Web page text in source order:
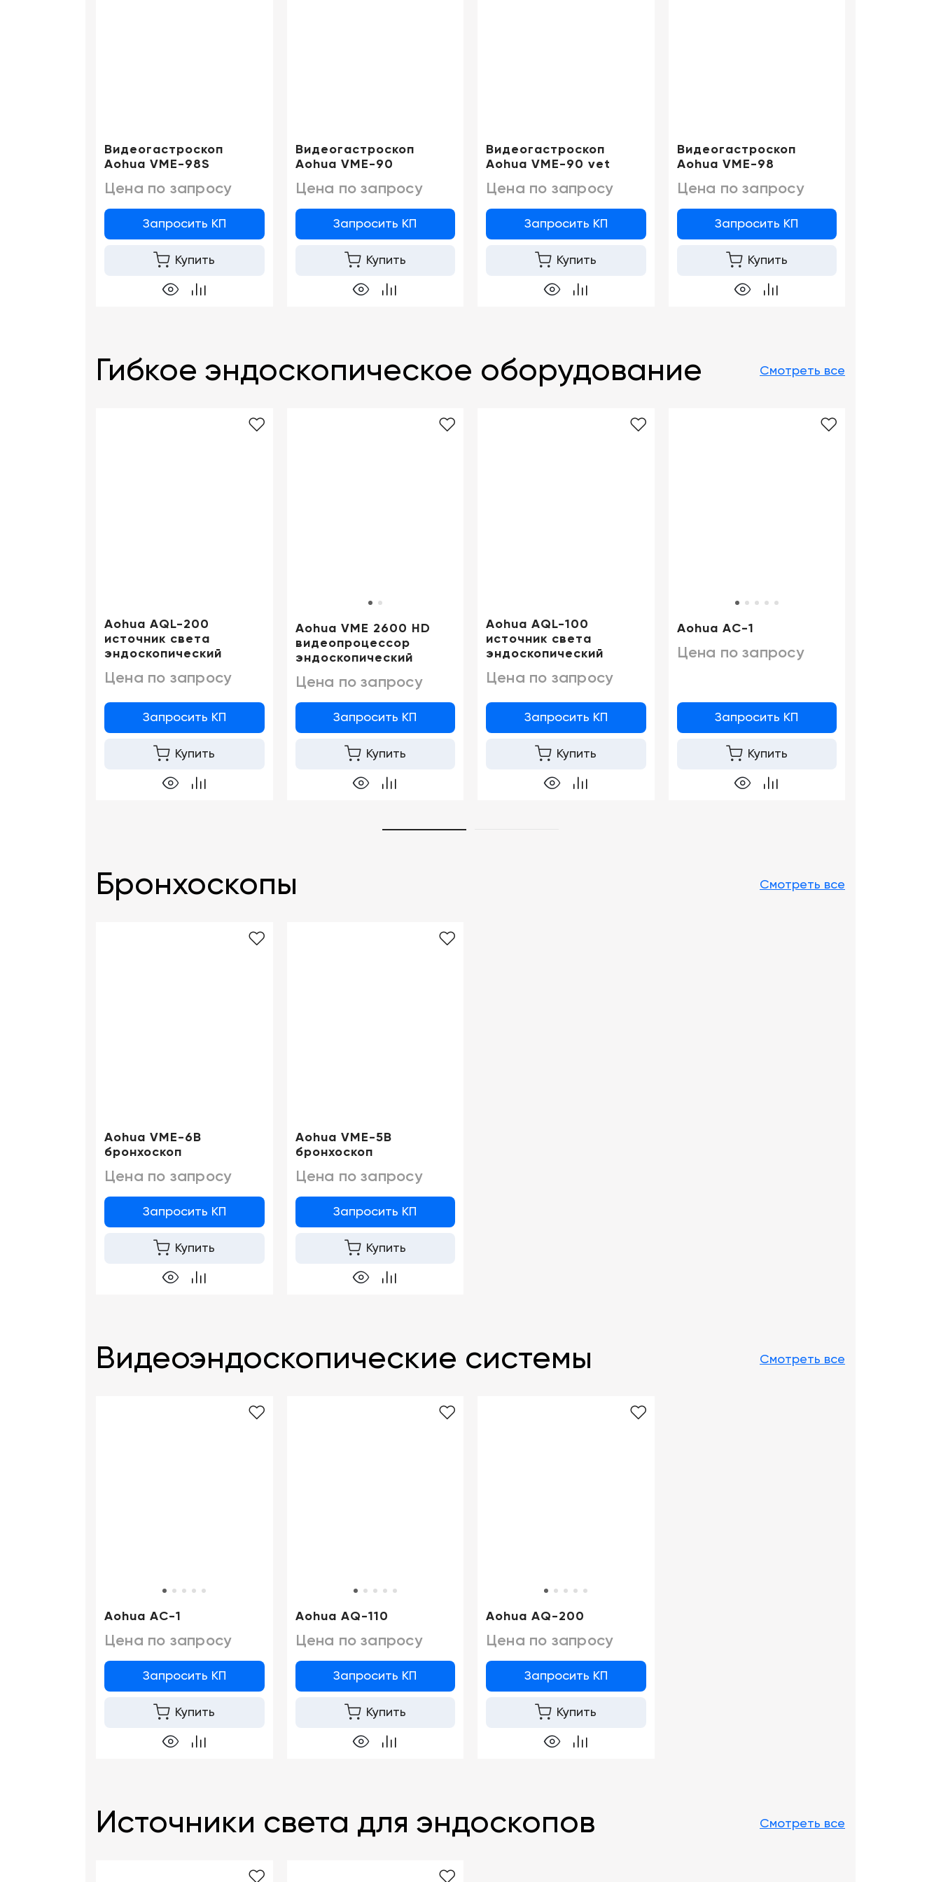
Видеогастроскоп
Aohua VME-98S
Цена по запросу
Запросить КП
Купить
Видеогастроскоп
Aohua VME-90
Цена по запросу
Запросить КП
Купить
Видеогастроскоп
Aohua VME-90 vet
Цена по запросу
Запросить КП
Купить
Видеогастроскоп
Aohua VME-98
Цена по запросу
Запросить КП
Купить
Гибкое эндоскопическое оборудование Смотреть все
Aohua AQL-200
источник света
эндоскопический
Цена по запросу
Запросить КП
Купить
Aohua VME 2600 HD
видеопроцессор
эндоскопический
Цена по запросу
Запросить КП
Купить
Aohua AQL-100
источник света
эндоскопический
Цена по запросу
Запросить КП
Купить
Aohua AC-1
Цена по запросу
Запросить КП
Купить
Бронхоскопы Смотреть все
Aohua VME-6B
бронхоскоп
Цена по запросу
Запросить КП
Купить
Aohua VME-5B
бронхоскоп
Цена по запросу
Запросить КП
Купить
Видеоэндоскопические системы Смотреть все
Aohua AC-1
Цена по запросу
Запросить КП
Купить
Aohua AQ-110
Цена по запросу
Запросить КП
Купить
Aohua AQ-200
Цена по запросу
Запросить КП
Купить
Источники света для эндоскопов Смотреть все